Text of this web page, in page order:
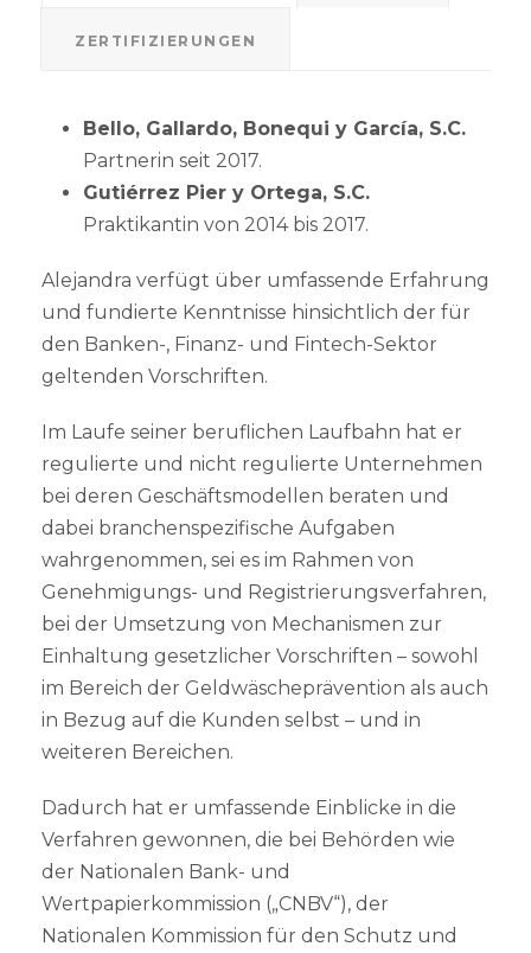
ZERTIFIZIERUNGEN
Bello, Gallardo, Bonequi y García, S.C.
Partnerin seit 2017.
Gutiérrez Pier y Ortega, S.C.
Praktikantin von 2014 bis 2017.
Alejandra verfügt über umfassende Erfahrung
und fundierte Kenntnisse hinsichtlich der für
den Banken-, Finanz- und Fintech-Sektor
geltenden Vorschriften.
Im Laufe seiner beruflichen Laufbahn hat er
regulierte und nicht regulierte Unternehmen
bei deren Geschäftsmodellen beraten und
dabei branchenspezifische Aufgaben
wahrgenommen, sei es im Rahmen von
Genehmigungs- und Registrierungsverfahren,
bei der Umsetzung von Mechanismen zur
Einhaltung gesetzlicher Vorschriften – sowohl
im Bereich der Geldwäscheprävention als auch
in Bezug auf die Kunden selbst – und in
weiteren Bereichen.
Dadurch hat er umfassende Einblicke in die
Verfahren gewonnen, die bei Behörden wie
der Nationalen Bank- und
Wertpapierkommission („CNBV“), der
Nationalen Kommission für den Schutz und